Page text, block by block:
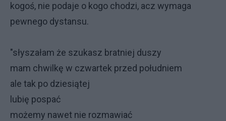
kogoś, nie podaje o kogo chodzi, acz wymaga
pewnego dystansu.
"słyszałam że szukasz bratniej duszy
mam chwilkę w czwartek przed południem
ale tak po dziesiątej
lubię pospać
możemy nawet nie rozmawiać